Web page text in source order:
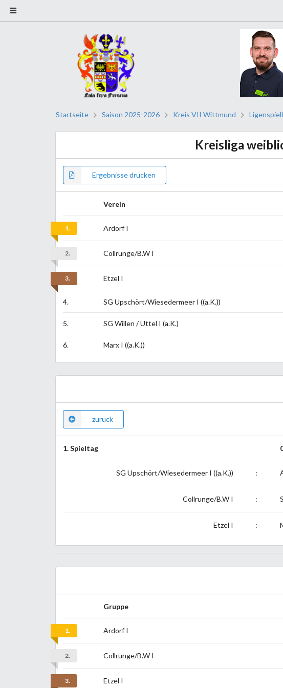
Startseite Saison 2025-2026 Kreis VII Wittmund
Kreisliga
Ergebnisse drucken
Verein
1. Ardorf I
2. Collrunge/B.W I
3. Etzel I
4. SG Upschört/Wiesedermeer I ((a.K.))
5. SG Willen / Uttel I (a.K.)
6. Marx I ((a.K.))
zurück
1. Spieltag
SG Upschört/Wiesedermeer I ((a.K.)) :
Collrunge/B.W I :
Etzel I :
Gruppe
1. Ardorf I
2. Collrunge/B.W I
3. Etzel I